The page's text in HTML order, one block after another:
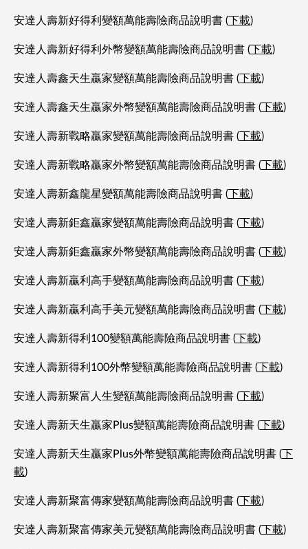
安達人壽新好得利變額萬能壽險商品說明書 ( 下載)
安達人壽新好得利外幣變額萬能壽險商品說明書 ( 下載)
安達人壽鑫天生贏家變額萬能壽險商品說明書 ( 下載)
安達人壽鑫天生贏家外幣變額萬能壽險商品說明書 ( 下載)
安達人壽新戰略贏家變額萬能壽險商品說明書 ( 下載)
安達人壽新戰略贏家外幣變額萬能壽險商品說明書 ( 下載)
安達人壽新鑫龍星變額萬能壽險商品說明書 ( 下載)
安達人壽新鉅鑫贏家變額萬能壽險商品說明書 ( 下載)
安達人壽新鉅鑫贏家外幣變額萬能壽險商品說明書 ( 下載)
安達人壽新贏利高手變額萬能壽險商品說明書 ( 下載)
安達人壽新贏利高手美元變額萬能壽險商品說明書 ( 下載)
安達人壽新得利100變額萬能壽險商品說明書 ( 下載)
安達人壽新得利100外幣變額萬能壽險商品說明書 ( 下載)
安達人壽新聚富人生變額萬能壽險商品說明書 ( 下載)
安達人壽新天生贏家Plus變額萬能壽險商品說明書 ( 下載)
安達人壽新天生贏家Plus外幣變額萬能壽險商品說明書 ( 下
載)
安達人壽新聚富傳家變額萬能壽險商品說明書 ( 下載)
安達人壽新聚富傳家美元變額萬能壽險商品說明書 ( 下載)